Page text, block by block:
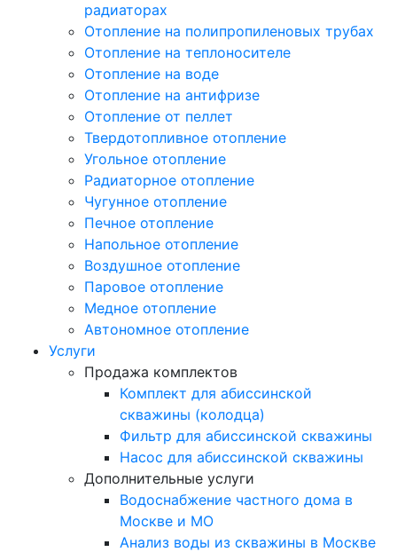
радиаторах
Отопление на полипропиленовых трубах
Отопление на теплоносителе
Отопление на воде
Отопление на антифризе
Отопление от пеллет
Твердотопливное отопление
Угольное отопление
Радиаторное отопление
Чугунное отопление
Печное отопление
Напольное отопление
Воздушное отопление
Паровое отопление
Медное отопление
Автономное отопление
Услуги
Продажа комплектов
Комплект для абиссинской
скважины (колодца)
Фильтр для абиссинской скважины
Насос для абиссинской скважины
Дополнительные услуги
Водоснабжение частного дома в
Москве и МО
Анализ воды из скважины в Москве